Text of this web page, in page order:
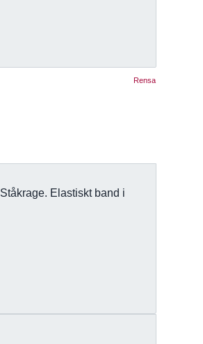
Rensa
Elastiskt band i